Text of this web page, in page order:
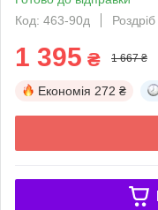
Код: 463-90д
Роздріб
1 395 ₴ 1 667 ₴
Економія 272 ₴